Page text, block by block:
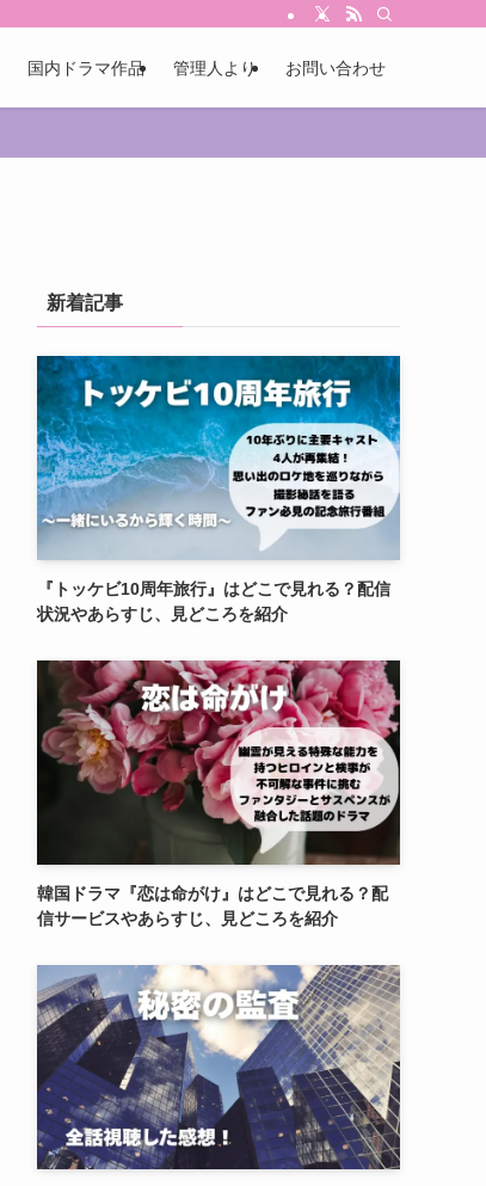
国内ドラマ作品 管理人より お問い合わせ
新着記事
『トッケビ10周年旅行』はどこで見れる？配信
状況やあらすじ、見どころを紹介
韓国ドラマ『恋は命がけ』はどこで見れる？配
信サービスやあらすじ、見どころを紹介